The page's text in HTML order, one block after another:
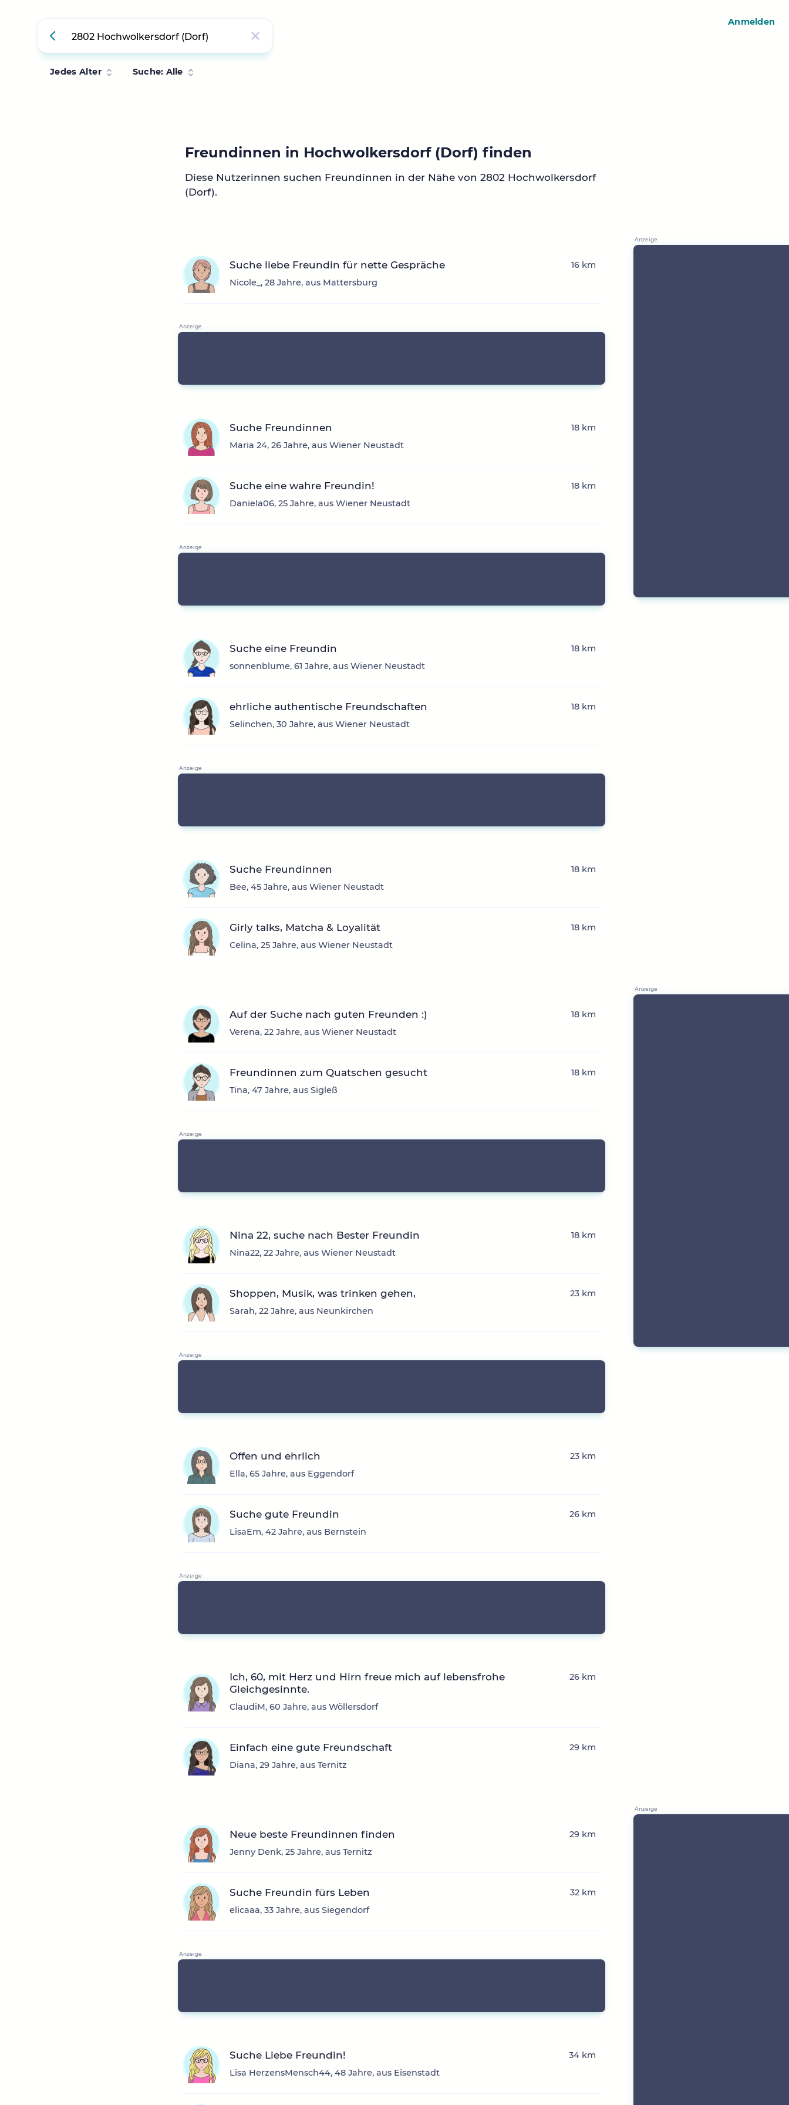
Jedes Alter Suche: Alle
Freundinnen in Hochwolkersdorf (Dorf) finden
Diese Nutzerinnen suchen Freundinnen in der Nähe von 2802 Hochwolkersdorf
(Dorf).
Suche liebe Freundin für nette Gespräche
Nicole_, 28 Jahre, aus Mattersburg
16 km
Suche Freundinnen
Maria 24, 26 Jahre, aus Wiener Neustadt
18 km
Suche eine wahre Freundin!
Daniela06, 25 Jahre, aus Wiener Neustadt
18 km
Suche eine Freundin
sonnenblume, 61 Jahre, aus Wiener Neustadt
18 km
ehrliche authentische Freundschaften
Selinchen, 30 Jahre, aus Wiener Neustadt
18 km
Suche Freundinnen
Bee, 45 Jahre, aus Wiener Neustadt
18 km
Girly talks, Matcha & Loyalität
Celina, 25 Jahre, aus Wiener Neustadt
18 km
Auf der Suche nach guten Freunden :)
Verena, 22 Jahre, aus Wiener Neustadt
18 km
Freundinnen zum Quatschen gesucht
Tina, 47 Jahre, aus Sigleß
18 km
Nina 22, suche nach Bester Freundin
Nina22, 22 Jahre, aus Wiener Neustadt
18 km
Shoppen, Musik, was trinken gehen,
Sarah, 22 Jahre, aus Neunkirchen
23 km
Offen und ehrlich
Ella, 65 Jahre, aus Eggendorf
23 km
Suche gute Freundin
LisaEm, 42 Jahre, aus Bernstein
26 km
Ich, 60, mit Herz und Hirn freue mich auf lebensfrohe
Gleichgesinnte.
ClaudiM, 60 Jahre, aus Wöllersdorf
26 km
Einfach eine gute Freundschaft
Diana, 29 Jahre, aus Ternitz
29 km
Neue beste Freundinnen finden
Jenny Denk, 25 Jahre, aus Ternitz
29 km
Suche Freundin fürs Leben
elicaaa, 33 Jahre, aus Siegendorf
32 km
Suche Liebe Freundin!
Lisa HerzensMensch44, 48 Jahre, aus Eisenstadt
34 km
Anmelden